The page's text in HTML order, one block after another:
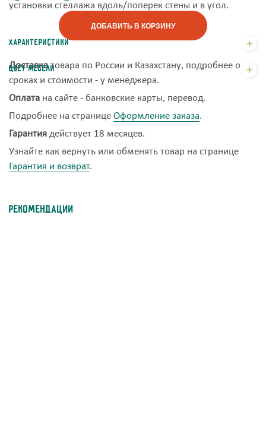
ДОБАВИТЬ В КОРЗИНУ
Доставкатовара по России и Казахстану, подробнее о
сроках и стоимости - у менеджера.
Оплата на сайте - банковские карты, перевод.
Подробнее на странице Оформление заказа.
Гарантия действует 18 месяцев.
Узнайте как вернуть или обменять товар на странице
Гарантия и возврат.
установки стеллажа вдоль/поперек стены и в угол.
Характеристики
Цвет мебели
Рекомендации